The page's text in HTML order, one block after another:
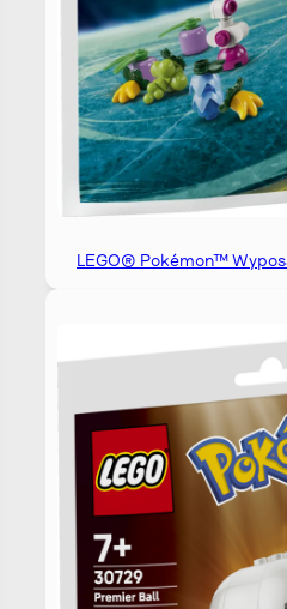
LEGO® Pokémon™